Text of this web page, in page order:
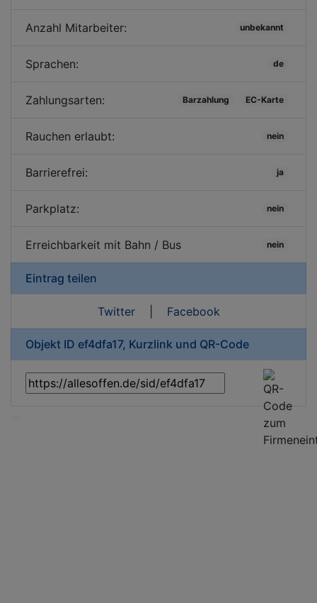
Anzahl Mitarbeiter: unbekannt
Sprachen: de
Zahlungsarten: Barzahlung EC-Karte
Rauchen erlaubt: nein
Barrierefrei: ja
Parkplatz: nein
Erreichbarkeit mit Bahn / Bus nein
Eintrag teilen
Twitter| Facebook
Objekt ID ef4dfa17, Kurzlink und QR-Code